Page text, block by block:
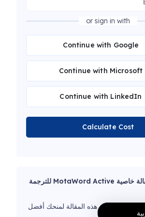
or sign in with
Continue with Google
Continue with Microsoft
Continue with LinkedIn
Calculate Cost
ترجمت هذه المقالة خاصية MotaWord Active للترجمة
حاليًا على هذه المقالة لمنحك أفضل